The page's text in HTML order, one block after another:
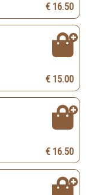
€ 16.50
€ 15.00
€ 16.50